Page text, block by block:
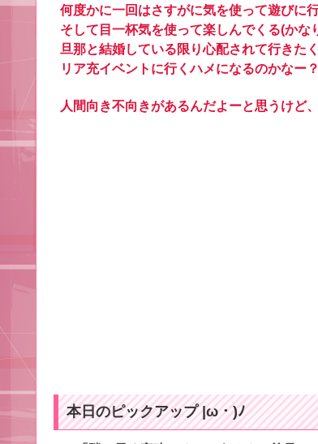
何度かに一回はさすがに気を使って遊びに
そして目一杯気を使って楽しんでくる(かな
旦那と結婚している限り心配されて行きた
リア充イベントに行くハメになるのかなー
人間向き不向きがあるんだよーと思うけど
本日のピックアップ |ω・)ﾉ